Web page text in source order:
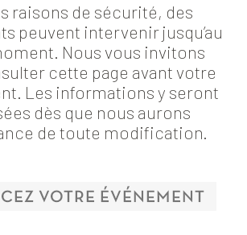
raisons de sécurité, des
peuvent intervenir jusqu’au
Nous vous invitons
cette page avant votre
Les informations y seront
dès que nous aurons
de toute modification.